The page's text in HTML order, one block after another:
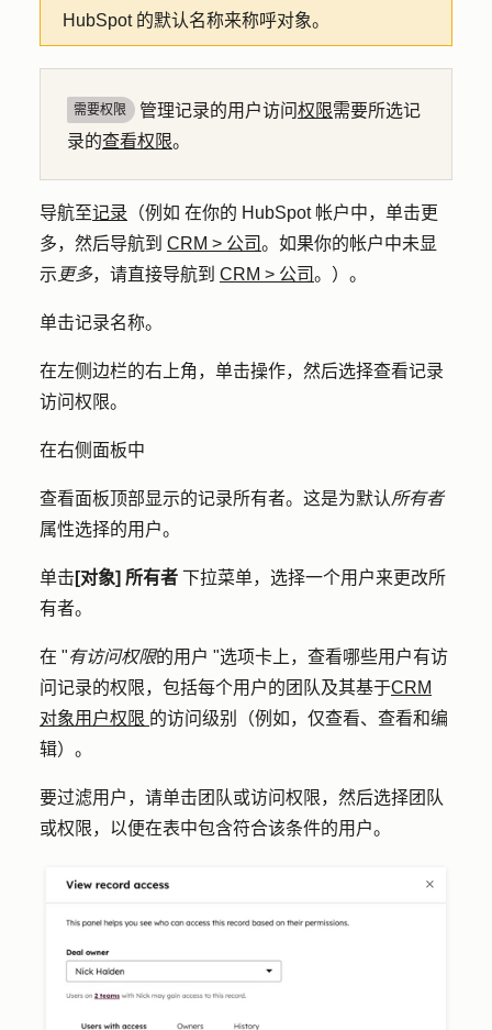
HubSpot 的默认名称来称呼对象。
需要权限 管理记录的用户访问权限需要所选记
录的查看权限。
导航至记录 （例如 在你的 HubSpot 帐户中，单击更
多，然后导航到 CRM > 公司。如果你的帐户中未显
示 更多，请直接导航到 CRM > 公司。）。
单击记录名称。
在左侧边栏的右上角，单击操作，然后选择查看记录
访问权限。
在右侧面板中
查看面板顶部显示的记录所有者。这是为默认所有者
属性选择的用户。
单击 [对象] 所有者 下拉菜单，选择一个用户来更改所
有者。
在 "有访问权限的用户 "选项卡上，查看哪些用户有访
问记录的权限，包括每个用户的团队及其基于CRM
对象用户权限 的访问级别（例如，仅查看、查看和编
辑）。
要过滤用户，请单击 团队或访问权限，然后选择团队
或权限，以便在表中包含符合该条件的用户。